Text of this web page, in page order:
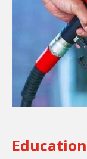
Education